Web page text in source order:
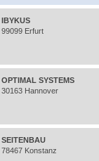
IBYKUS
99099 Erfurt
OPTIMAL SYSTEMS
30163 Hannover
SEITENBAU
78467 Konstanz